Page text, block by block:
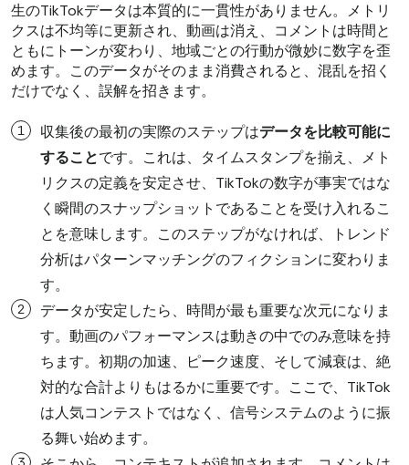
生のTikTokデータは本質的に一貫性がありません。メトリ
クスは不均等に更新され、動画は消え、コメントは時間と
ともにトーンが変わり、地域ごとの行動が微妙に数字を歪
めます。このデータがそのまま消費されると、混乱を招く
だけでなく、誤解を招きます。
収集後の最初の実際のステップはデータを比較可能に
することです。これは、タイムスタンプを揃え、メト
リクスの定義を安定させ、TikTokの数字が事実ではな
く瞬間のスナップショットであることを受け入れるこ
とを意味します。このステップがなければ、トレンド
分析はパターンマッチングのフィクションに変わりま
す。
データが安定したら、時間が最も重要な次元になりま
す。動画のパフォーマンスは動きの中でのみ意味を持
ちます。初期の加速、ピーク速度、そして減衰は、絶
対的な合計よりもはるかに重要です。ここで、TikTok
は人気コンテストではなく、信号システムのように振
る舞い始めます。